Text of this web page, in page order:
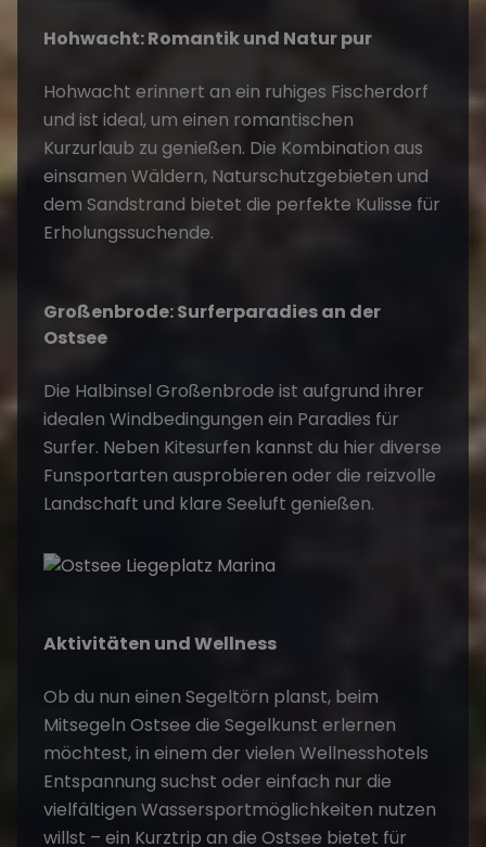
Hohwacht: Romantik und Natur pur
Hohwacht erinnert an ein ruhiges Fischerdorf
und ist ideal, um einen romantischen
Kurzurlaub zu genießen. Die Kombination aus
einsamen Wäldern, Naturschutzgebieten und
dem Sandstrand bietet die perfekte Kulisse für
Erholungssuchende.
Großenbrode: Surferparadies an der
Ostsee
Die Halbinsel Großenbrode ist aufgrund ihrer
idealen Windbedingungen ein Paradies für
Surfer. Neben Kitesurfen kannst du hier diverse
Funsportarten ausprobieren oder die reizvolle
Landschaft und klare Seeluft genießen.
Aktivitäten und Wellness
Ob du nun einen Segeltörn planst, beim
Mitsegeln Ostsee die Segelkunst erlernen
möchtest, in einem der vielen Wellnesshotels
Entspannung suchst oder einfach nur die
vielfältigen Wassersportmöglichkeiten nutzen
willst – ein Kurztrip an die Ostsee bietet für